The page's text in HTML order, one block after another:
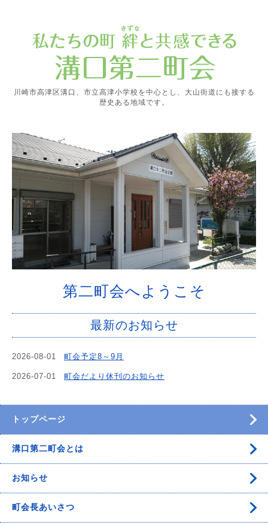
川崎市高津区溝口、市立高津小学校を中心とし、大山街道にも接する
歴史ある地域です。
第二町会へようこそ
最新のお知らせ
2026-08-01 町会予定8～9月
2026-07-01 町会だより休刊のお知らせ
トップページ
溝口第二町会とは
お知らせ
町会長あいさつ